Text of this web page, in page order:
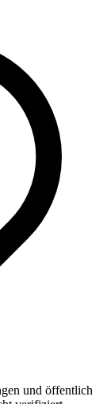
und öffentlich